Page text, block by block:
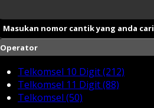
Masukan nomor cantik yang anda cari
Operator
Telkomsel 10 Digit (212)
Telkomsel 11 Digit (88)
Telkomsel (50)